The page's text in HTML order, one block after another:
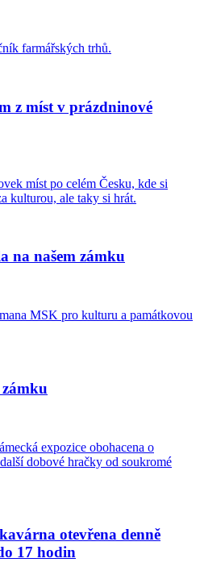
farmářských trhů.
z míst v prázdninové
míst po celém Česku, kde si
kulturou, ale taky si hrát.
na našem zámku
MSK pro kulturu a památkovou
expozice obohacena o
dobové hračky od soukromé
otevřena denně
17 hodin